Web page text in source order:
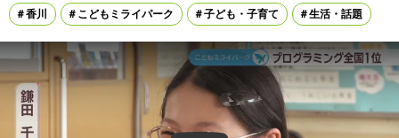
香川
こどもミライパーク 子ども・子育て 生活・話題